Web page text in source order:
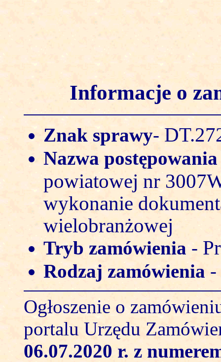
Informacje o
Znak sprawy-
Nazwa
powiatowej nr
wykonanie
wielobranżowej
Tryb zamówienia -
Rodzaj zamówienia -
Ogłoszenie o
portalu Urzędu
06.07.2020 r. z